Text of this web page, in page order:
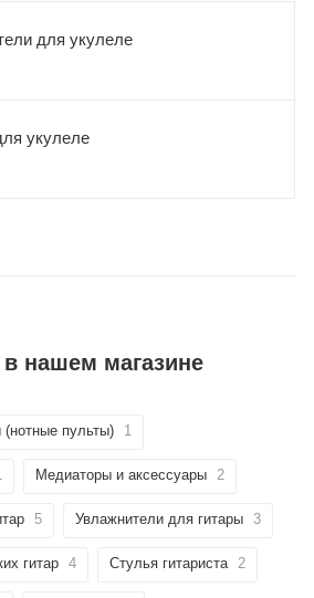
для укулеле
укулеле
нашем магазине
пульты) 1
Медиаторы и аксессуары 2
5 Увлажнители для гитары 3
гитар 4 Стулья гитариста 2